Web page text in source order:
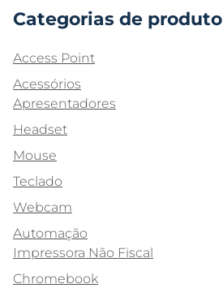
Categorias de produto
Access Point
Acessórios
Apresentadores
Headset
Mouse
Teclado
Webcam
Automação
Impressora Não Fiscal
Chromebook